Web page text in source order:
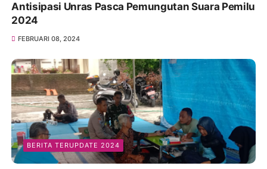
Antisipasi Unras Pasca Pemungutan Suara Pemilu
2024
FEBRUARI 08, 2024
BERITA TERUPDATE 2024